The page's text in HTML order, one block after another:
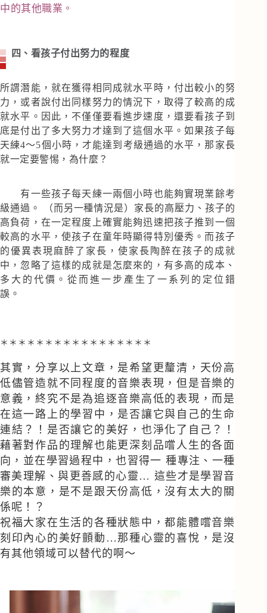
中的其他職業。
四、看孩子付出努力的程度
所謂潛能，就在獲得相同成就水平時，付出較小的努
力，或者說付出同樣努力的情況下，取得了較高的成
就水平。因此，不僅僅要看進步速度，還要看孩子到
底是付出了多大努力才達到了這個水平。如果孩子每
天練4～5個小時，才能達到考級通過的水平，那家長
就一定要警惕，為什麼？
有一些孩子每天練一兩個小時也能夠實現業餘考
級通過。 （而另一種情況是）家長的高壓力、孩子的
高負荷，在一定程度上確實能夠迅速把孩子推到一個
較高的水平，使孩子在童年時顯得特別優秀。而孩子
的優異表現麻醉了家長，使家長陶醉在孩子的成就
中，忽略了這樣的成就是怎麼來的，有多高的成本、
多大的代價。從而進一步產生了一系列的定位錯
誤。
＊＊＊＊＊＊＊＊＊＊＊＊＊＊＊＊＊
其實，分享以上文章，是希望更釐清，天份高
低儘管造就不同程度的音樂表現，但是音樂的
意義，終究不是為追逐音樂高低的表現，而是
在這一路上的學習中，是否讓它與自己的生命
連結？！是否讓它的美好，也淨化了自己？！
藉著對作品的理解也能更深刻品嚐人生的各面
向，並在學習過程中，也習得一 種專注、一種
審美理解、與更善感的心靈… 這些才是學習音
樂的本意，是不是跟天份高低，沒有太大的關
係呢！？
祝福大家在生活的各種狀態中，都能體嚐音樂
刻印內心的美好顫動…那種心靈的喜悅，是沒
有其他領域可以替代的啊～